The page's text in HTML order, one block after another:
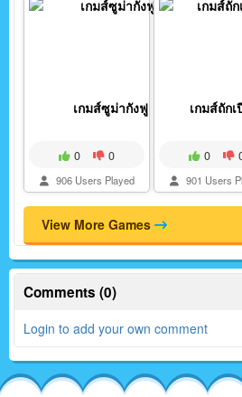
เกมส์ซูม่ากังฟู
0 0
906 Users Played
เกมส์ถัก
0
901 Users
View More Games
Comments (0)
Login to add your own comment